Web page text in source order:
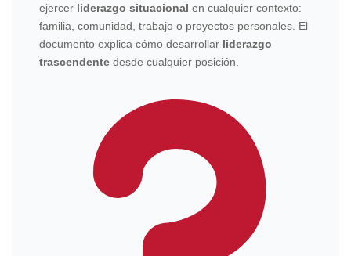
ejercer liderazgo situacional en cualquier contexto:
familia, comunidad, trabajo o proyectos personales. El
documento explica cómo desarrollar liderazgo
trascendente desde cualquier posición.